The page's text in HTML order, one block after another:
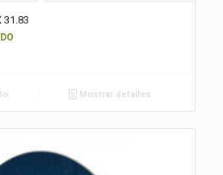
31.83
Mostrar detalles